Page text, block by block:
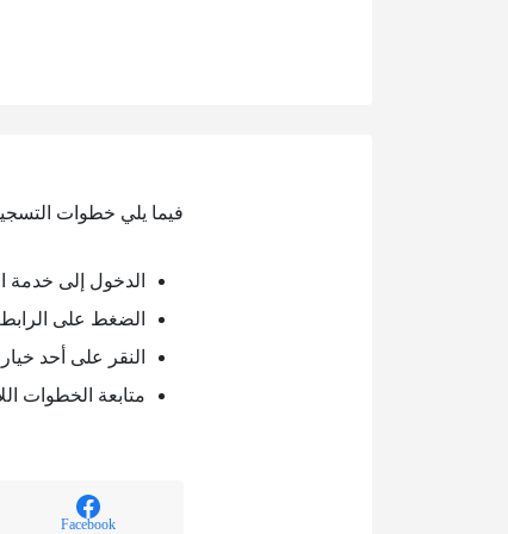
فيما يلي خطوات
الدخول إلى خدمة
الضغط على
النقر على أحد
متابعة الخطوات
Facebook